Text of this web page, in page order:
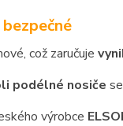
což zaručuje
podélné nosiče
výrobce